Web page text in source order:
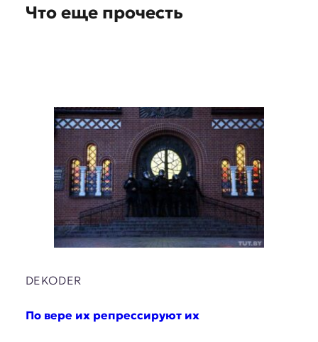
Что еще прочесть
DEKODER
По вере их репрессируют их